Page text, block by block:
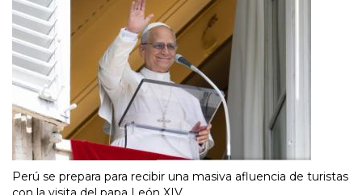
Perú se prepara para recibir una masiva afluencia de turistas